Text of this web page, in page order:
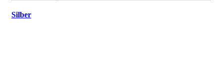
Silber